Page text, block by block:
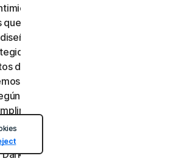
necesarios antes de
pertenezcan a terceros. Este
para almacenar datos
como datos de servicios
de salud, y no debe utilizarse con
supervisar, revisar, conservar y
lo exija la ley o para investigar usos
Web Monitoring no está disponible